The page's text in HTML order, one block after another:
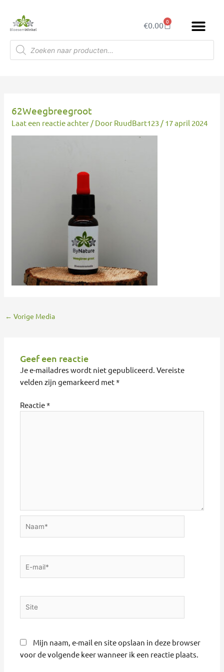
inhoud
€0.00 0
Winkelwagen
Producten
zoeken
62Weegbreegroot
Laat een reactie achter / Door RuudBart123 / 17 april 2024
← Vorige Media
Geef een reactie
Je e-mailadres wordt niet gepubliceerd. Vereiste
velden zijn gemarkeerd met*
Reactie*
Mijn naam, e-mail en site opslaan in deze browser
voor de volgende keer wanneer ik een reactie plaats.